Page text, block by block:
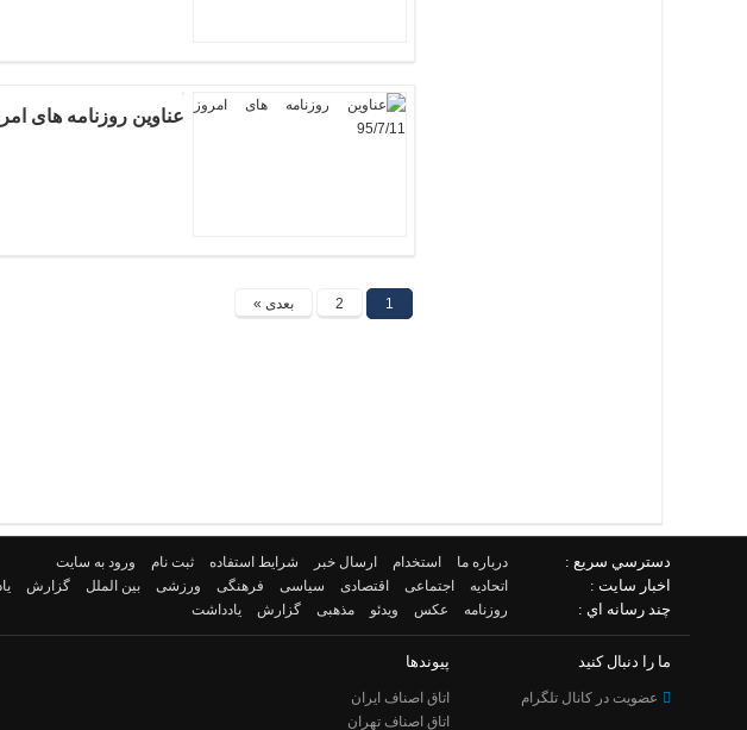
عناوین روزنامه های امروز 95/
1
2 بعدی »
دسترسي سريع : درباره ما استخدام ارسال خبر شرایط استفاده ثبت نام ورود به سایت
اخبار سایت : اتحادیه اجتماعی اقتصادی سیاسی فرهنگی ورزشی بین الملل گزارش
چند رسانه اي : روزنامه عکس ویدئو مذهبی گزارش یادداشت
ما را دنبال کنید
عضویت در کانال تلگرام
پیوندها
اتاق اصناف ایران
اتاق اصناف تهران